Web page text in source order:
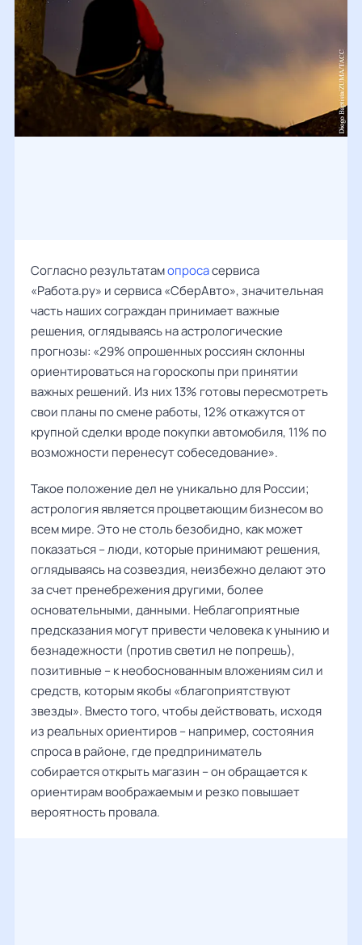
Согласно результатамопросасервиса
«Работа.ру» и сервиса «СберАвто», значительная
часть наших сограждан принимает важные
решения, оглядываясь на астрологические
прогнозы: «29% опрошенных россиян склонны
ориентироваться на гороскопы при принятии
важных решений. Из них 13% готовы пересмотреть
свои планы по смене работы, 12% откажутся от
крупной сделки вроде покупки автомобиля, 11% по
возможности перенесут собеседование».
Такое положение дел не уникально для России;
астрология является процветающим бизнесом во
всем мире. Это не столь безобидно, как может
показаться – люди, которые принимают решения,
оглядываясь на созвездия, неизбежно делают это
за счет пренебрежения другими, более
основательными, данными. Неблагоприятные
предсказания могут привести человека к унынию и
безнадежности (против светил не попрешь),
позитивные – к необоснованным вложениям сил и
средств, которым якобы «благоприятствуют
звезды». Вместо того, чтобы действовать, исходя
из реальных ориентиров – например, состояния
спроса в районе, где предприниматель
собирается открыть магазин – он обращается к
ориентирам воображаемым и резко повышает
вероятность провала.